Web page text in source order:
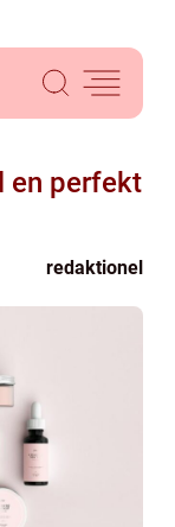
en perfekt
redaktionel